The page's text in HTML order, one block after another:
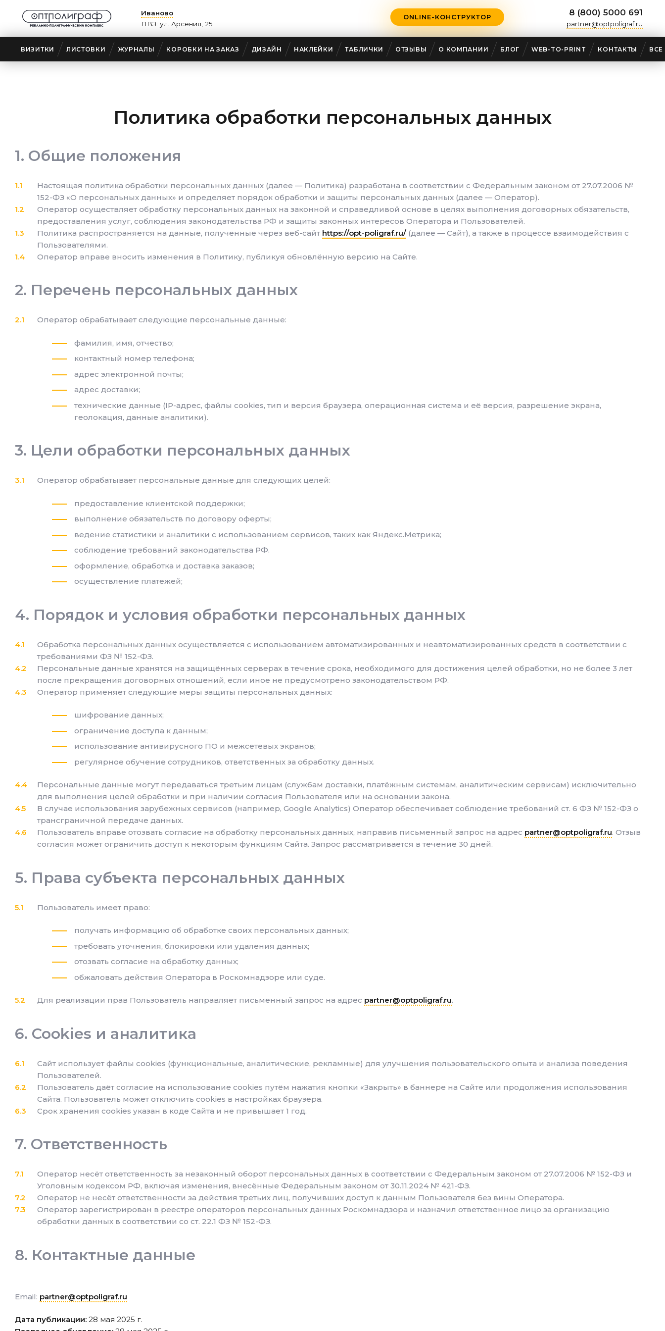
Иваново
ПВЗ: ул. Арсения, 25
ONLINE-КОНСТРУКТОР 8 (800) 5000 691
partner@optpoligraf.ru
ВИЗИТКИ ЛИСТОВКИ ЖУРНАЛЫ КОРОБКИ НА ЗАКАЗ ДИЗАЙН НАКЛЕЙКИ ТАБЛИЧКИ ОТЗЫВЫ О КОМПАНИИ БЛОГ WEB-TO-PRINT КОНТАКТЫ ВСЕ
Политика обработки персональных данных
Общие положения
Настоящая политика обработки персональных данных (далее — Политика) разработана в соответствии с Федеральным законом от 27.07.2006 №
152-ФЗ «О персональных данных» и определяет порядок обработки и защиты персональных данных (далее — Оператор).
Оператор осуществляет обработку персональных данных на законной и справедливой основе в целях выполнения договорных обязательств,
предоставления услуг, соблюдения законодательства РФ и защиты законных интересов Оператора и Пользователей.
Политика распространяется на данные, полученные через веб-сайт https://opt-poligraf.ru/ (далее — Сайт), а также в процессе взаимодействия с
Пользователями.
Оператор вправе вносить изменения в Политику, публикуя обновлённую версию на Сайте.
Перечень персональных данных
Оператор обрабатывает следующие персональные данные:
фамилия, имя, отчество;
контактный номер телефона;
адрес электронной почты;
адрес доставки;
технические данные (IP-адрес, файлы cookies, тип и версия браузера, операционная система и её версия, разрешение экрана,
геолокация, данные аналитики).
Цели обработки персональных данных
Оператор обрабатывает персональные данные для следующих целей:
предоставление клиентской поддержки;
выполнение обязательств по договору оферты;
ведение статистики и аналитики с использованием сервисов, таких как Яндекс.Метрика;
соблюдение требований законодательства РФ.
оформление, обработка и доставка заказов;
осуществление платежей;
Порядок и условия обработки персональных данных
Обработка персональных данных осуществляется с использованием автоматизированных и неавтоматизированных средств в соответствии с
требованиями ФЗ № 152-ФЗ.
Персональные данные хранятся на защищённых серверах в течение срока, необходимого для достижения целей обработки, но не более 3 лет
после прекращения договорных отношений, если иное не предусмотрено законодательством РФ.
Оператор применяет следующие меры защиты персональных данных:
шифрование данных;
ограничение доступа к данным;
использование антивирусного ПО и межсетевых экранов;
регулярное обучение сотрудников, ответственных за обработку данных.
Персональные данные могут передаваться третьим лицам (службам доставки, платёжным системам, аналитическим сервисам) исключительно
для выполнения целей обработки и при наличии согласия Пользователя или на основании закона.
В случае использования зарубежных сервисов (например, Google Analytics) Оператор обеспечивает соблюдение требований ст. 6 ФЗ № 152-ФЗ о
трансграничной передаче данных.
Пользователь вправе отозвать согласие на обработку персональных данных, направив письменный запрос на адрес partner@optpoligraf.ru. Отзыв
согласия может ограничить доступ к некоторым функциям Сайта. Запрос рассматривается в течение 30 дней.
Права субъекта персональных данных
Пользователь имеет право:
получать информацию об обработке своих персональных данных;
требовать уточнения, блокировки или удаления данных;
отозвать согласие на обработку данных;
обжаловать действия Оператора в Роскомнадзоре или суде.
Для реализации прав Пользователь направляет письменный запрос на адрес partner@optpoligraf.ru.
Cookies и аналитика
Сайт использует файлы cookies (функциональные, аналитические, рекламные) для улучшения пользовательского опыта и анализа поведения
Пользователей.
Пользователь даёт согласие на использование cookies путём нажатия кнопки «Закрыть» в баннере на Сайте или продолжения использования
Сайта. Пользователь может отключить cookies в настройках браузера.
Срок хранения cookies указан в коде Сайта и не привышает 1 год.
Ответственность
Оператор несёт ответственность за незаконный оборот персональных данных в соответствии с Федеральным законом от 27.07.2006 № 152-ФЗ и
Уголовным кодексом РФ, включая изменения, внесённые Федеральным законом от 30.11.2024 № 421-ФЗ.
Оператор не несёт ответственности за действия третьих лиц, получивших доступ к данным Пользователя без вины Оператора.
Оператор зарегистрирован в реестре операторов персональных данных Роскомнадзора и назначил ответственное лицо за организацию
обработки данных в соответствии со ст. 22.1 ФЗ № 152-ФЗ.
Контактные данные
Email: partner@optpoligraf.ru
Дата публикации: 28 мая 2025 г.